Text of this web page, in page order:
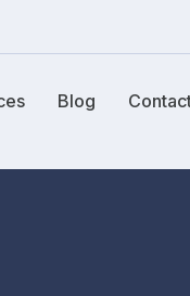
Blog